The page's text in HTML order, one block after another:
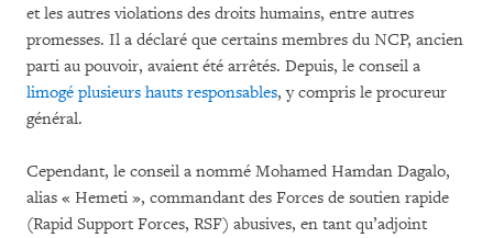
et les autres violations des droits humains, entre autres
promesses. Il a déclaré que certains membres du NCP, ancien
parti au pouvoir, avaient été arrêtés. Depuis, le conseil a
limogé plusieurs hauts responsables, y compris le procureur
général.
Cependant, le conseil a nommé Mohamed Hamdan Dagalo,
alias « Hemeti », commandant des Forces de soutien rapide
(Rapid Support Forces, RSF) abusives, en tant qu’adjoint